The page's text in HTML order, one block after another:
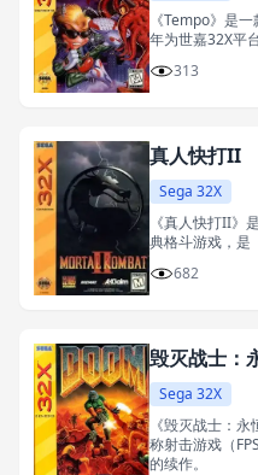
《Tempo》是
年为世嘉32X平
313
真人快打II
Sega 32X
《真人快打II》
典格斗游戏，是
682
毁灭战士：
Sega 32X
《毁灭战士：
称射击游戏（
的续作。